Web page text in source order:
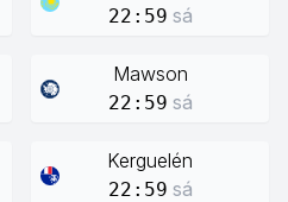
22:59 sá
Mawson
22:59 sá
Kerguelén
22:59 sá